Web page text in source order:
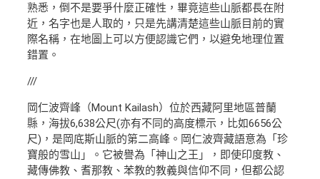
熟悉，倒不是要爭什麼正確性，畢竟這些山脈都長在附
近，名字也是人取的，只是先講清楚這些山脈目前的實
際名稱，在地圖上可以方便認識它們，以避免地理位置
錯置。
///
岡仁波齊峰（Mount Kailash）位於西藏阿里地區普蘭
縣，海拔6,638公尺(亦有不同的高度標示，比如6656公
尺)，是岡底斯山脈的第二高峰。岡仁波齊藏語意為「珍
寶般的雪山」。它被譽為「神山之王」，即使印度教、
藏傳佛教、耆那教、苯教的教義與信仰不同，但都公認